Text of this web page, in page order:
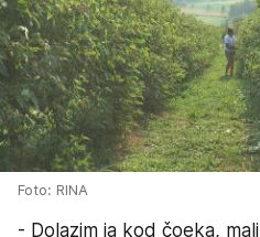
Foto: RINA
- Dolazim ja kod čoeka,